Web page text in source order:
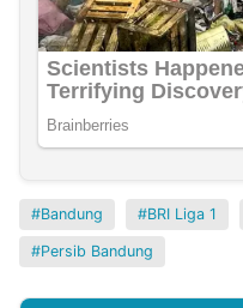
Bandung BRI Liga 1
Persib Bandung